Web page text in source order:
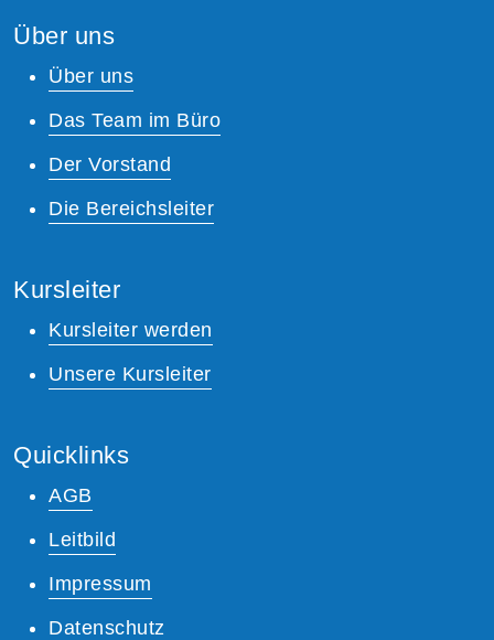
Über uns
Über uns
Das Team im Büro
Der Vorstand
Die Bereichsleiter
Kursleiter
Kursleiter werden
Unsere Kursleiter
Quicklinks
AGB
Leitbild
Impressum
Datenschutz